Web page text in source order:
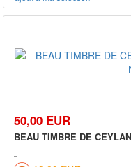
50,00 EUR
BEAU TIMBRE DE